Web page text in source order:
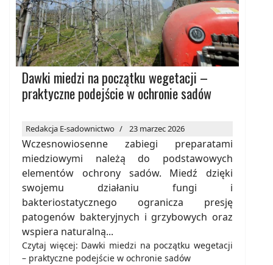
Dawki miedzi na początku wegetacji –
praktyczne podejście w ochronie sadów
Redakcja E-sadownictwo 23 marzec 2026
Wczesnowiosenne zabiegi preparatami
miedziowymi należą do podstawowych
elementów ochrony sadów. Miedź dzięki
swojemu działaniu fungi i
bakteriostatycznego ogranicza presję
patogenów bakteryjnych i grzybowych oraz
wspiera naturalną...
Czytaj więcej: Dawki miedzi na początku wegetacji
– praktyczne podejście w ochronie sadów